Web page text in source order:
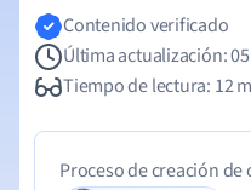
Contenido verificado
Última actualización:
Tiempo de lectura: 12
Proceso de creación